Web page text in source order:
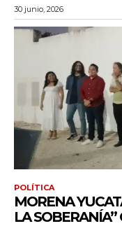
30 junio, 2026
POLÍTICA
MORENA
LA